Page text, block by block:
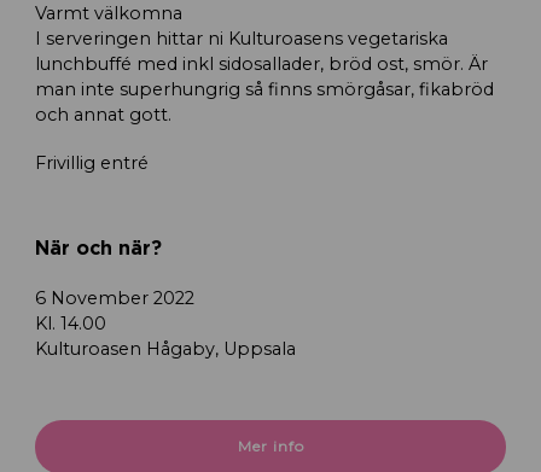
Varmt välkomna
I serveringen hittar ni Kulturoasens vegetariska
lunchbuffé med inkl sidosallader, bröd ost, smör. Är
man inte superhungrig så finns smörgåsar, fikabröd
och annat gott.
Frivillig entré
När och när?
6 November 2022
Kl. 14.00
Kulturoasen Hågaby, Uppsala
Mer info